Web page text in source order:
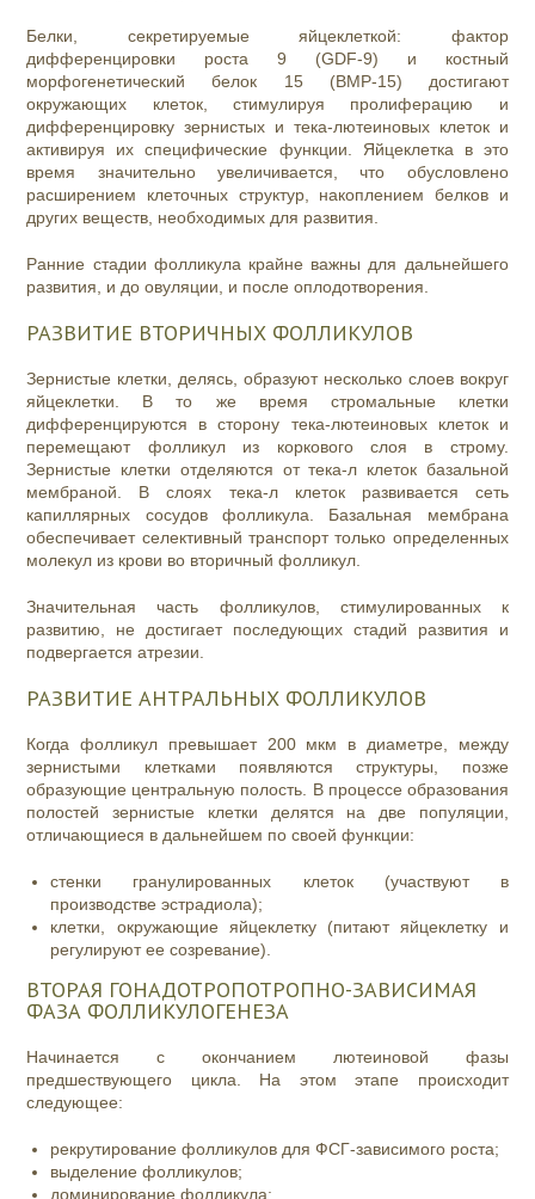
Белки, секретируемые яйцеклеткой: фактор
дифференцировки роста 9 (GDF-9) и костный
морфогенетический белок 15 (BMP-15) достигают
окружающих клеток, стимулируя пролиферацию и
дифференцировку зернистых и тека-лютеиновых клеток и
активируя их специфические функции. Яйцеклетка в это
время значительно увеличивается, что обусловлено
расширением клеточных структур, накоплением белков и
других веществ, необходимых для развития.
Ранние стадии фолликула крайне важны для дальнейшего
развития, и до овуляции, и после оплодотворения.
РАЗВИТИЕ ВТОРИЧНЫХ ФОЛЛИКУЛОВ
Зернистые клетки, делясь, образуют несколько слоев вокруг
яйцеклетки. В то же время стромальные клетки
дифференцируются в сторону тека-лютеиновых клеток и
перемещают фолликул из коркового слоя в строму.
Зернистые клетки отделяются от тека-л клеток базальной
мембраной. В слоях тека-л клеток развивается сеть
капиллярных сосудов фолликула. Базальная мембрана
обеспечивает селективный транспорт только определенных
молекул из крови во вторичный фолликул.
Значительная часть фолликулов, стимулированных к
развитию, не достигает последующих стадий развития и
подвергается атрезии.
РАЗВИТИЕ АНТРАЛЬНЫХ ФОЛЛИКУЛОВ
Когда фолликул превышает 200 мкм в диаметре, между
зернистыми клетками появляются структуры, позже
образующие центральную полость. В процессе образования
полостей зернистые клетки делятся на две популяции,
отличающиеся в дальнейшем по своей функции:
стенки гранулированных клеток (участвуют в
производстве эстрадиола);
клетки, окружающие яйцеклетку (питают яйцеклетку и
регулируют ее созревание).
ВТОРАЯ ГОНАДОТРОПОТРОПНО-ЗАВИСИМАЯ
ФАЗА ФОЛЛИКУЛОГЕНЕЗА
Начинается с окончанием лютеиновой фазы
предшествующего цикла. На этом этапе происходит
следующее:
рекрутирование фолликулов для ФСГ-зависимого роста;
выделение фолликулов;
доминирование фолликула;